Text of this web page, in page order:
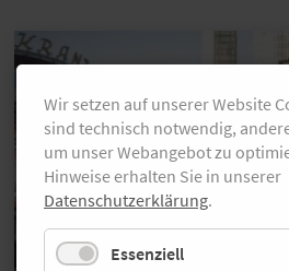
Wir setzen auf unserer Website
sind technisch notwendig,
um unser Webangebot zu
Hinweise erhalten Sie in unserer
Datenschutzerklärung.
Essenziell